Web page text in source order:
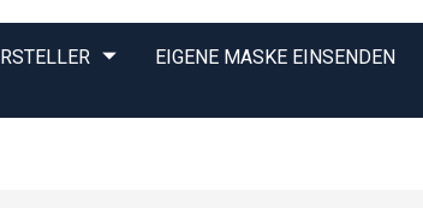
EIGENE MASKE EINSENDEN